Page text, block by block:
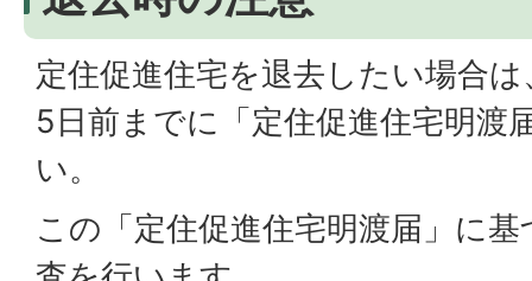
定住促進住宅を退去したい場合
5日前までに「定住促進住宅明渡
い。
この「定住促進住宅明渡届」に